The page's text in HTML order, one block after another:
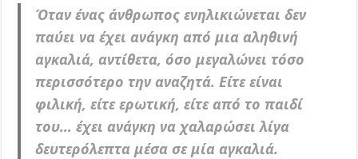
Όταν ένας άνθρωπος ενηλικιώνεται δεν
παύει να έχει ανάγκη από μια αληθινή
αγκαλιά, αντίθετα, όσο μεγαλώνει τόσο
περισσότερο την αναζητά. Είτε είναι
φιλική, είτε ερωτική, είτε από το παιδί
του… έχει ανάγκη να χαλαρώσει λίγα
δευτερόλεπτα μέσα σε μία αγκαλιά.